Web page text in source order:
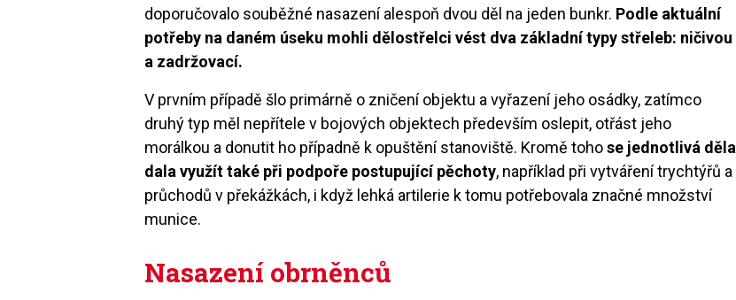
doporučovalo souběžné nasazení alespoň dvou děl na jeden bunkr. Podle aktuální
potřeby na daném úseku mohli dělostřelci vést dva základní typy střeleb: ničivou
a zadržovací.
V prvním případě šlo primárně o zničení objektu a vyřazení jeho osádky, zatímco
druhý typ měl nepřítele v bojových objektech především oslepit, otřást jeho
morálkou a donutit ho případně k opuštění stanoviště. Kromě tohose jednotlivá děla
dala využít také při podpoře postupující pěchoty, například při vytváření trychtýřů a
průchodů v překážkách, i když lehká artilerie k tomu potřebovala značné množství
munice.
Nasazení obrněnců